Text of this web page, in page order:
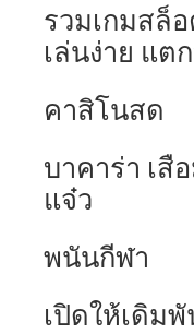
รวมเกมสล็อ
เล่นง่าย แต
คาสิโนสด
บาคาร่า เสื
แจ๋ว
พนันกีฬา
เปิดให้เดิม